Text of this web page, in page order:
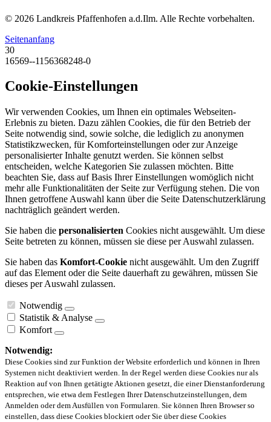
© 2026 Landkreis Pfaffenhofen a.d.Ilm. Alle Rechte vorbehalten.
Seitenanfang
30
16569--1156368248-0
Cookie-Einstellungen
Wir verwenden Cookies, um Ihnen ein optimales Webseiten-
Erlebnis zu bieten. Dazu zählen Cookies, die für den Betrieb der
Seite notwendig sind, sowie solche, die lediglich zu anonymen
Statistikzwecken, für Komforteinstellungen oder zur Anzeige
personalisierter Inhalte genutzt werden. Sie können selbst
entscheiden, welche Kategorien Sie zulassen möchten. Bitte
beachten Sie, dass auf Basis Ihrer Einstellungen womöglich nicht
mehr alle Funktionalitäten der Seite zur Verfügung stehen. Die von
Ihnen getroffene Auswahl kann über die Seite Datenschutzerklärung
nachträglich geändert werden.
Sie haben die personalisierten Cookies nicht ausgewählt. Um diese
Seite betreten zu können, müssen sie diese per Auswahl zulassen.
Sie haben das Komfort-Cookie nicht ausgewählt. Um den Zugriff
auf das Element oder die Seite dauerhaft zu gewähren, müssen Sie
dieses per Auswahl zulassen.
Notwendig
Statistik & Analyse
Komfort
Notwendig:
Diese Cookies sind zur Funktion der Website erforderlich und können in Ihren
Systemen nicht deaktiviert werden. In der Regel werden diese Cookies nur als
Reaktion auf von Ihnen getätigte Aktionen gesetzt, die einer Dienstanforderung
entsprechen, wie etwa dem Festlegen Ihrer Datenschutzeinstellungen, dem
Anmelden oder dem Ausfüllen von Formularen. Sie können Ihren Browser so
einstellen, dass diese Cookies blockiert oder Sie über diese Cookies